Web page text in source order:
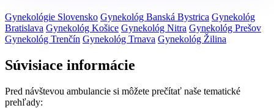
Gynekológie Slovensko Gynekológ Banská Bystrica Gynekológ
Bratislava Gynekológ Košice Gynekológ Nitra Gynekológ Prešov
Gynekológ Trenčín Gynekológ Trnava Gynekológ Žilina
Súvisiace informácie
Pred návštevou ambulancie si môžete prečítať naše tematické
prehľady: